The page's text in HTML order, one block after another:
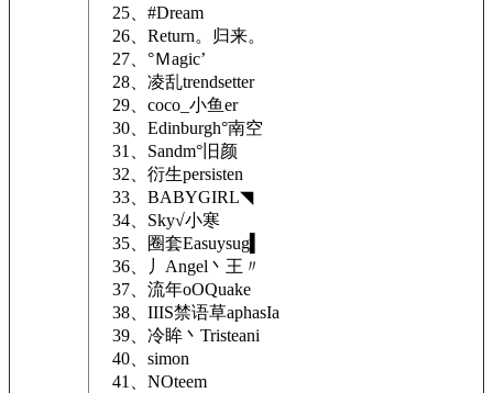
25、#Dream
26、Return。归来。
27、°Ｍagic’
28、凌乱trendsetter
29、coco_小鱼er
30、Edinburgh°南空
31、Sandm°旧颜
32、衍生persisten
33、BABYGIRL◥
34、Sky√小寒
35、圈套Easuysug▍
36、丿Angel丶王〃
37、流年oOQuake
38、IIIS禁语草aphasIa
39、冷眸丶Tristeani
40、simon
41、NOteem